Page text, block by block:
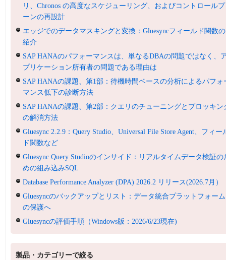
リ、Chronos の高度なスケジューリング、およびコントロール
ーンの再設計
エッジでのデータマスキングと変換：Gluesyncフィールド関数の
紹介
SAP HANAのパフォーマンスは、単なるDBAの問題ではなく、
プリケーション所有者の問題である理由は
SAP HANAの課題、第1部：待機時間ベースの分析によるパフォ
マンス低下の診断方法
SAP HANAの課題、第2部：クエリのチューニングとブロッキン
の解消方法
Gluesync 2.2.9：Query Studio、Universal File Store Agent、フィー
ド関数など
Gluesync Query Studioのインサイド：リアルタイムデータ検証の
めの組み込みSQL
Database Performance Analyzer (DPA) 2026.2 リリース(2026.7月）
Gluesyncのバックアップとリスト：データ統合プラットフォーム
の保護へ
Gluesyncの評価手順（Windows版：2026/6/23現在)
製品・カテゴリーで絞る